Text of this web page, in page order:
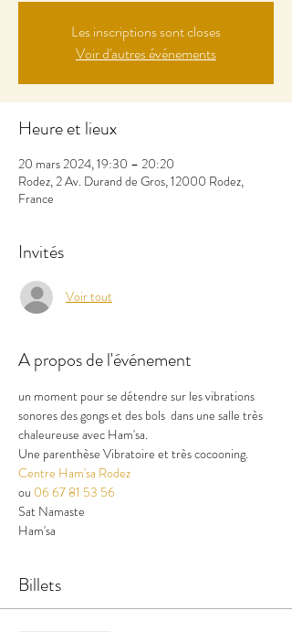
Les inscriptions sont closes
Voir d'autres événements
Heure et lieux
20 mars 2024, 19:30 – 20:20
Rodez, 2 Av. Durand de Gros, 12000 Rodez,
France
Invités
Voir tout
A propos de l'événement
un moment pour se détendre sur les vibrations
sonores des gongs et des bols  dans une salle très
chaleureuse avec Ham'sa.
Une parenthèse Vibratoire et très cocooning.
Centre Ham'sa Rodez
ou 06 67 81 53 56
Sat Namaste
Ham'sa
Billets